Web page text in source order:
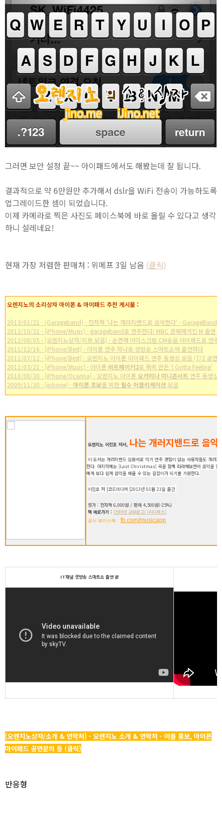
그러면 보안 설정 끝~~ 아이패드에서도 해봤는데 잘 됩니다.
결과적으로 약 6만원만 추가해서 dslr을 WiFi 전송이 가능하도록
업그레이드한 셈이 되었습니다.
이제 카메라로 찍은 사진도 페이스북에 바로 올릴 수 있다고 생각
하니 설레네요!
현재 가장 저렴한 판매처 : 위메프 3일 남음 (클릭)
오렌지노의 소리상자 아이폰 & 아이패드 추천 게시물 :
2013/01/21 - [Garageband] - 전자책 '나는 개러지밴드로 음악한다' - GarageBand
2012/10/21 - [iPhone/Music] - garageband로 연주한다! MBC 경제매거진 M 출연 분
2012/08/05 - [오렌지노상자/리뷰 모음] - 손연재 아이스크림 CM송을 아이패드로 연주
2011/12/16 - [iPhone/Best] - 아이폰 연주 하나로 생방송 스마트쇼에 출연하다
2011/07/12 - [iPhone/Best] - 오렌지노 아이폰 아이패드 연주 동영상 모음 (7/2 공연)
2011/03/21 - [iPhone/Music] - 아이폰 비트메이커2로 뚝딱 만든 'I Gotta Feeling'
2010/08/30 - [iPhone/Ocarina] - 오렌지노 아이폰 오카리나 미니콘서트 연주 동영상
2009/11/30 - [iphone] -아이폰 초보를 위한 필수 어플리케이션 모음
오렌지노 이진호 저서, 나는 개러지밴드로 음악
이 도서는 개러지밴드 입문서로 악기 연주 경험이 없는 사용자들도 개러
한다. 마지막에는 [Last Chiristmas] 곡을 함께 따라해보면서 음악을 만
에게 보다 쉽게 음악을 배울 수 있는 길잡이가 되기를 기원한다.
이진호 저 |코드미디어 |2013년 01월 21일 출간
정가 : 전자책 6,000원 / 판매 4,500원(-25%)
책 바로가기 : [인터넷 교보문고] [리디북스]
공식 페이스북 : fb.com/musicapp
IT채널 생방송 스마트쇼 출연 분
[오렌지노상자/소개 & 연락처] - 오렌지노 소개 & 연락처 - 어플 홍보, 아이폰
아이패드 공연문의 등 (클릭)
반응형